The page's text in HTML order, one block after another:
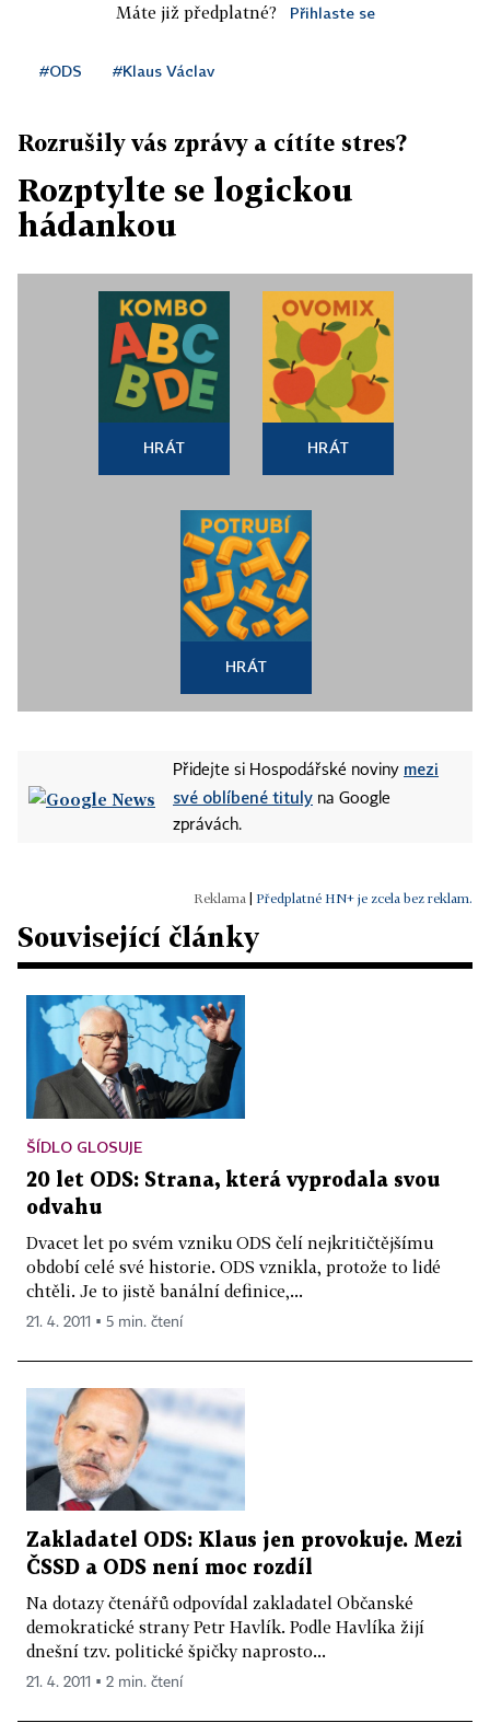
Máte již předplatné? Přihlaste se
#ODS #Klaus Václav
Rozrušily vás zprávy a cítíte stres?
Rozptylte se logickou
hádankou
HRÁT HRÁT
HRÁT
Přidejte si Hospodářské noviny mezi
své oblíbené tituly na Google
zprávách.
Předplatné HN+ je zcela bez reklam.
Související články
ŠÍDLO GLOSUJE
20 let ODS: Strana, která vyprodala svou
odvahu
Dvacet let po svém vzniku ODS čelí nejkritičtějšímu
období celé své historie. ODS vznikla, protože to lidé
chtěli. Je to jistě banální definice,...
21. 4. 2011 ▪ 5 min. čtení
Zakladatel ODS: Klaus jen provokuje. Mezi
ČSSD a ODS není moc rozdíl
Na dotazy čtenářů odpovídal zakladatel Občanské
demokratické strany Petr Havlík. Podle Havlíka žijí
dnešní tzv. politické špičky naprosto...
21. 4. 2011 ▪ 2 min. čtení